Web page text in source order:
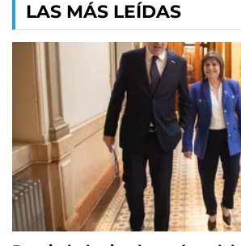
LAS MÁS LEÍDAS